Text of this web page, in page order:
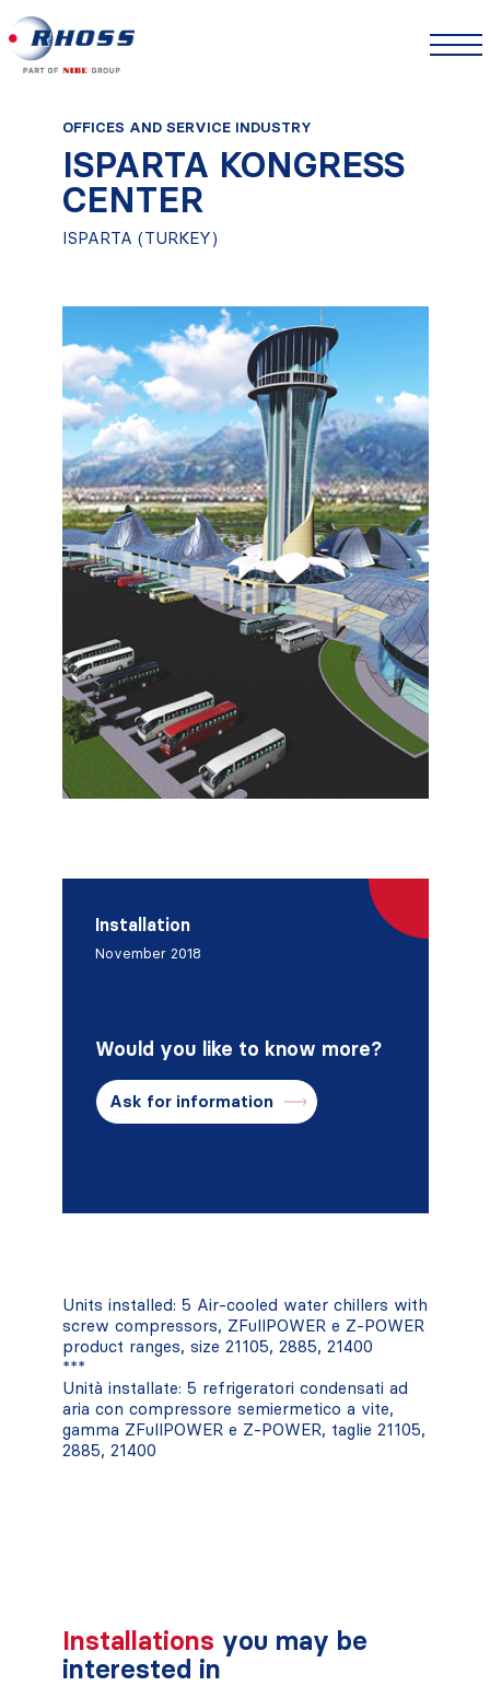
OFFICES AND SERVICE INDUSTRY
ISPARTA KONGRESS
CENTER
ISPARTA (TURKEY)
Installation
November 2018
Would you like to know more?
Ask for information
Units installed: 5 Air-cooled water chillers with
screw compressors, ZFullPOWER e Z-POWER
product ranges, size 21105, 2885, 21400
***
Unità installate: 5 refrigeratori condensati ad
aria con compressore semiermetico a vite,
gamma ZFullPOWER e Z-POWER, taglie 21105,
2885, 21400
Installations you may be
interested in